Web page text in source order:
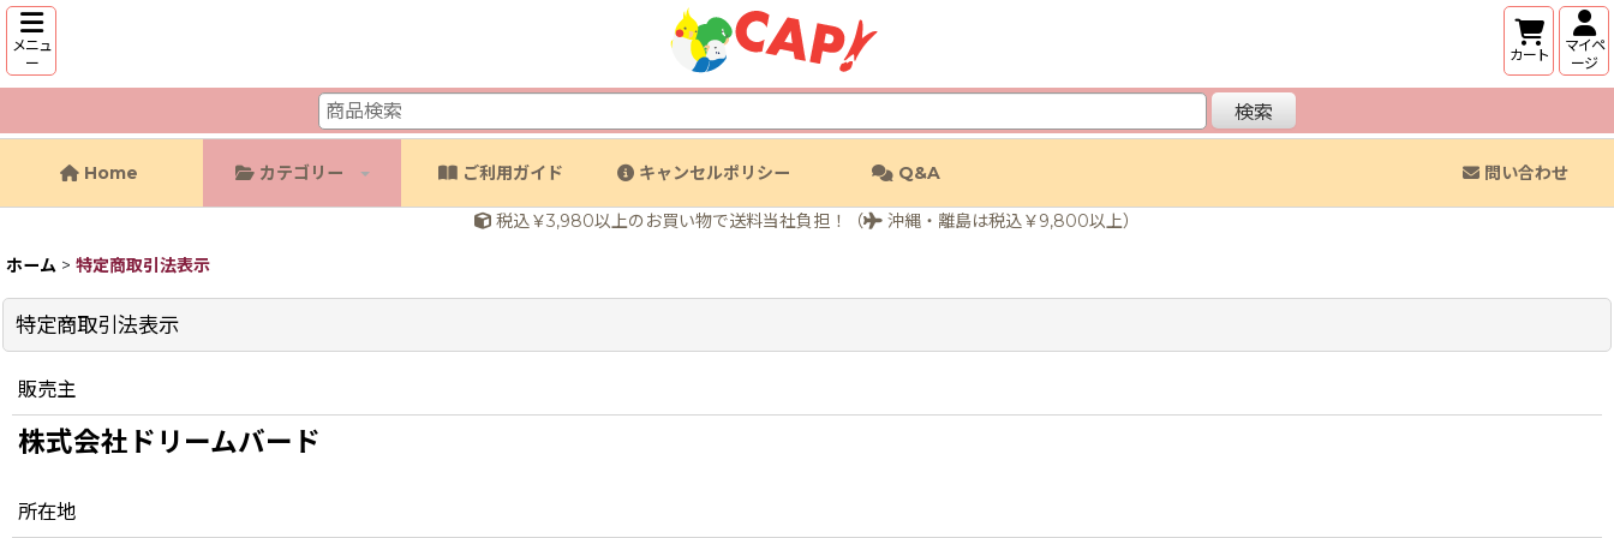
メニュ
ー
カート
マイペ
ージ
検索
Home カテゴリー ご利用ガイド キャンセルポリシー Q&A 問い合わせ
税込￥3,980以上のお買い物で送料当社負担！（ 沖縄・離島は税込￥9,800以上）
ホーム > 特定商取引法表示
特定商取引法表示
販売主
株式会社ドリームバード
所在地